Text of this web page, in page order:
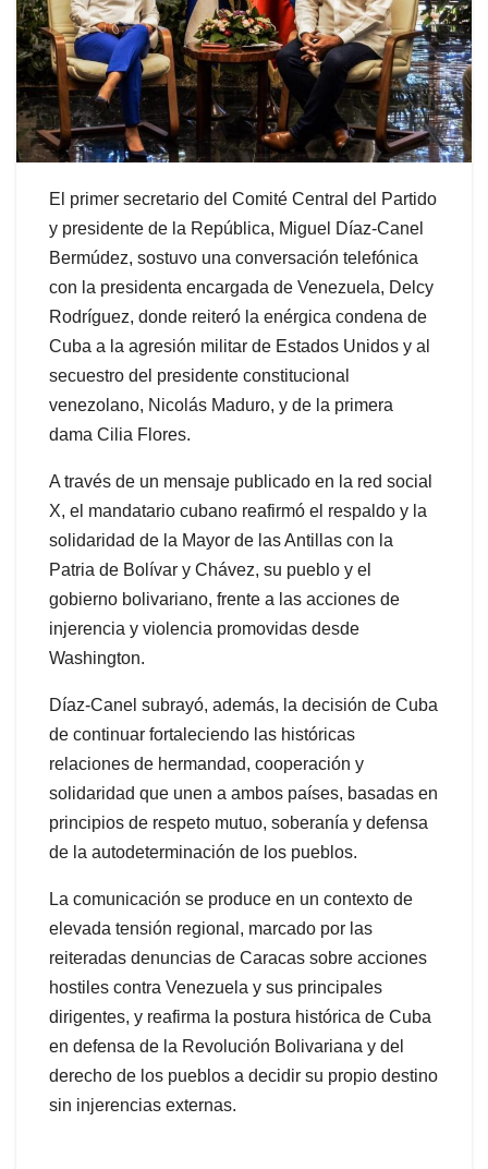
El primer secretario del Comité Central del Partido
y presidente de la República, Miguel Díaz-Canel
Bermúdez, sostuvo una conversación telefónica
con la presidenta encargada de Venezuela, Delcy
Rodríguez, donde reiteró la enérgica condena de
Cuba a la agresión militar de Estados Unidos y al
secuestro del presidente constitucional
venezolano, Nicolás Maduro, y de la primera
dama Cilia Flores.
A través de un mensaje publicado en la red social
X, el mandatario cubano reafirmó el respaldo y la
solidaridad de la Mayor de las Antillas con la
Patria de Bolívar y Chávez, su pueblo y el
gobierno bolivariano, frente a las acciones de
injerencia y violencia promovidas desde
Washington.
Díaz-Canel subrayó, además, la decisión de Cuba
de continuar fortaleciendo las históricas
relaciones de hermandad, cooperación y
solidaridad que unen a ambos países, basadas en
principios de respeto mutuo, soberanía y defensa
de la autodeterminación de los pueblos.
La comunicación se produce en un contexto de
elevada tensión regional, marcado por las
reiteradas denuncias de Caracas sobre acciones
hostiles contra Venezuela y sus principales
dirigentes, y reafirma la postura histórica de Cuba
en defensa de la Revolución Bolivariana y del
derecho de los pueblos a decidir su propio destino
sin injerencias externas.